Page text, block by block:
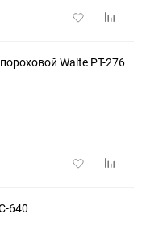
Добавить
Walte PT-276
Добавить
640